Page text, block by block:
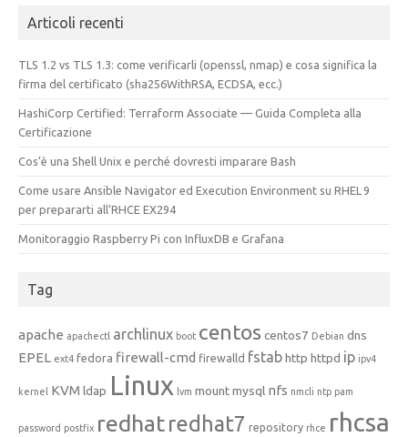
Articoli recenti
TLS 1.2 vs TLS 1.3: come verificarli (openssl, nmap) e cosa significa la
firma del certificato (sha256WithRSA, ECDSA, ecc.)
HashiCorp Certified: Terraform Associate — Guida Completa alla
Certificazione
Cos’è una Shell Unix e perché dovresti imparare Bash
Come usare Ansible Navigator ed Execution Environment su RHEL 9
per prepararti all’RHCE EX294
Monitoraggio Raspberry Pi con InfluxDB e Grafana
Tag
apache apachectl archlinux boot centoscentos7 Debian dns
EPEL ext4 fedora firewall-cmd firewalld fstabhttp httpd ip ipv4
kernel KVM ldap Linux lvm mountmysql nfs nmcli ntp pam
password postfix redhatredhat7 repository rhce rhcsa